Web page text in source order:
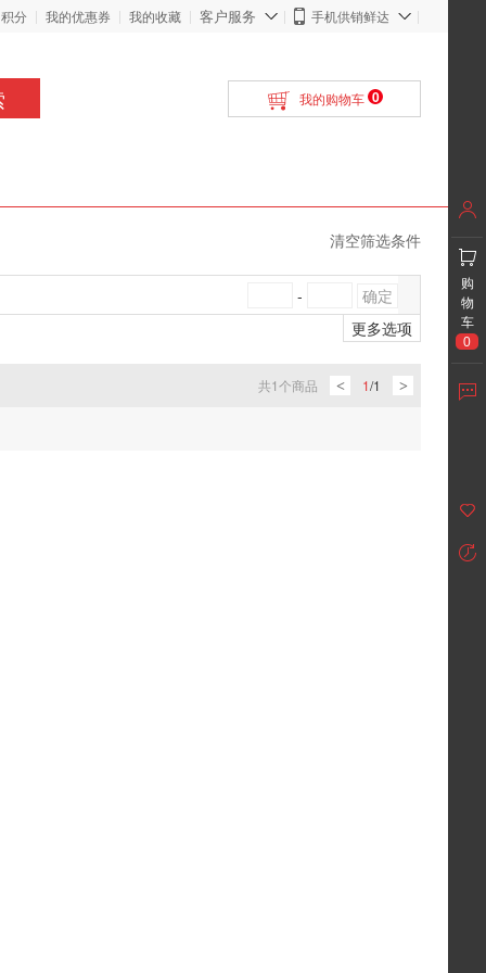
分 我的优惠券 我的收藏 客户服务 手机供销鲜达
我的购物车 0
清空筛选条件
-
更多选项
共1个商品 < 1/1 >
购
物
车
0